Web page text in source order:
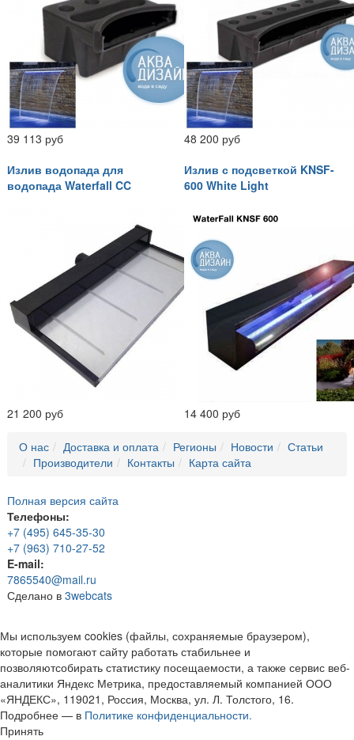
39 113 руб
48 200 руб
Излив водопада для
водопада Waterfall CC
21 200 руб
Излив с подсветкой KNSF-
600 White Light
14 400 руб
О нас Доставка и оплата Регионы Новости
Статьи
Производители
Контакты Карта сайта
Полная версия сайта
Телефоны:
+7 (495) 645-35-30
+7 (963) 710-27-52
E-mail:
7865540@mail.ru
Сделано в 3webcats
Мы используем cookies (файлы, сохраняемые браузером),
которые помогают сайту работать стабильнее и
позволяютсобирать статистику посещаемости, а также сервис веб-
аналитики Яндекс Метрика, предоставляемый компанией ООО
«ЯНДЕКС», 119021, Россия, Москва, ул. Л. Толстого, 16.
Подробнее — в Политике конфиденциальности.
Принять